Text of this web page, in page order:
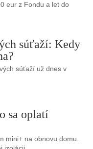
eur z Fondu a let do
súťaží: Kedy
súťaží už dnes v
sa oplatí
mini+ na obnovu domu.